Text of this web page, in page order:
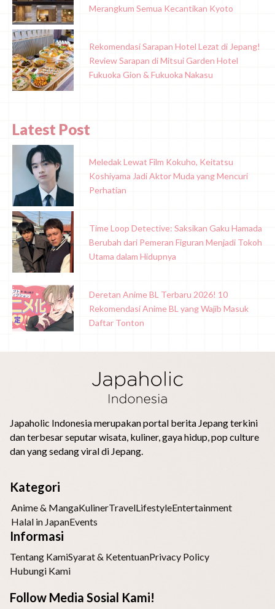
Merangkum Semua Kecantikan Kyoto
Rekomendasi Sarapan Hotel Lezat di Jepang!
Review Sarapan di Mitsui Garden Hotel
Fukuoka Gion & Fukuoka Nakasu
Latest Post
Meledak Lewat Film Kokuho, Keitatsu
Koshiyama Jadi Aktor Muda yang Mencuri
Perhatian
Time Loop Detective: Saksikan Gaku Hamada
Berubah dari Pemeran Figuran Menjadi Tokoh
Utama dalam Hidupnya
Deretan Anime BL Terbaru 2026! 10
Rekomendasi Anime BL yang Wajib Masuk
Daftar Tonton
Japaholic Indonesia merupakan portal berita Jepang terkini
dan terbesar seputar wisata, kuliner, gaya hidup, pop culture
dan yang sedang viral di Jepang.
Kategori
Anime & MangaKulinerTravelLifestyleEntertainment
Halal in JapanEvents
Informasi
Tentang KamiSyarat & KetentuanPrivacy Policy
Hubungi Kami
Follow Media Sosial Kami!